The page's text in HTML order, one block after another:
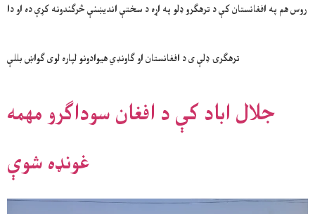
روس هم په افغانستان کې د ترهګرو ډلو په اړه د سختې اندیښنې څرګندونه کړې ده او دا
ترهګرۍ ډلې ی د افغانستان او ګاونډي هیوادونو لپاره لوی ګواښ بللې
جلال اباد کې د افغان سوداګرو مهمه
غونډه شوې